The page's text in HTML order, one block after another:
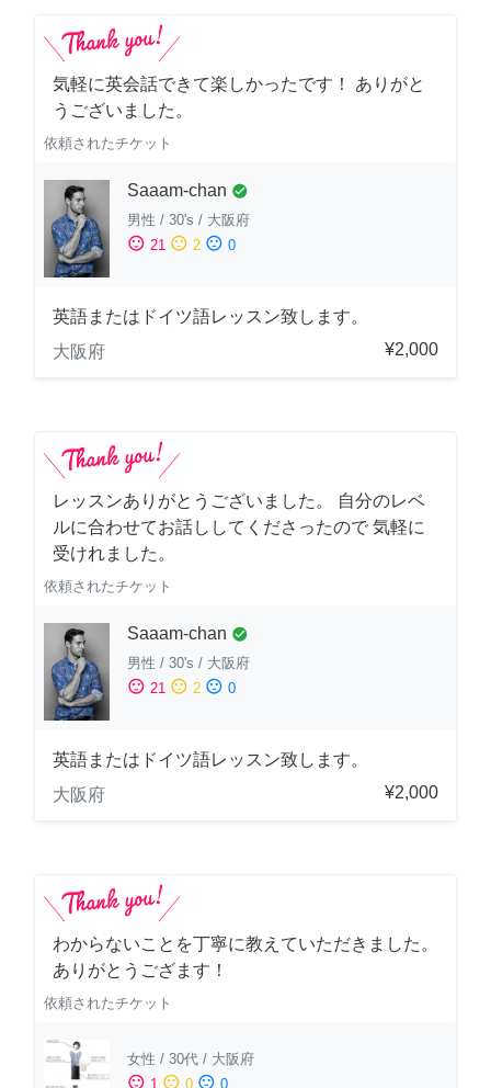
気軽に英会話できて楽しかったです！ ありがと
うございました。
依頼されたチケット
Saaam-chan check_circle
男性 / 30's / 大阪府
sentiment_satisfied 21 sentiment_neutral 2 sentiment_dissatisfied 0
英語またはドイツ語レッスン致します。
大阪府
¥2,000
レッスンありがとうございました。 自分のレベ
ルに合わせてお話ししてくださったので 気軽に
受けれました。
依頼されたチケット
Saaam-chan check_circle
男性 / 30's / 大阪府
sentiment_satisfied 21 sentiment_neutral 2 sentiment_dissatisfied 0
英語またはドイツ語レッスン致します。
大阪府
¥2,000
わからないことを丁寧に教えていただきました。
ありがとうござます！
依頼されたチケット
女性 / 30代 / 大阪府
sentiment_satisfied 1 sentiment_neutral 0 sentiment_dissatisfied 0